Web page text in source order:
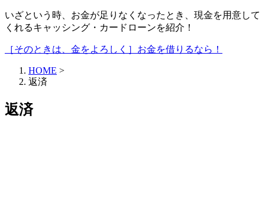
いざという時、お金が足りなくなったとき、現金を用意して
くれるキャッシング・カードローンを紹介！
［そのときは、金をよろしく］お金を借りるなら！
HOME >
返済
返済